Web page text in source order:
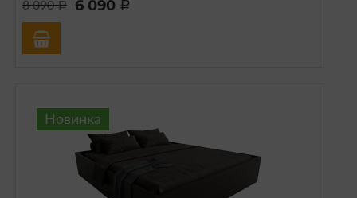
8 090a 6 090 a
Новинка